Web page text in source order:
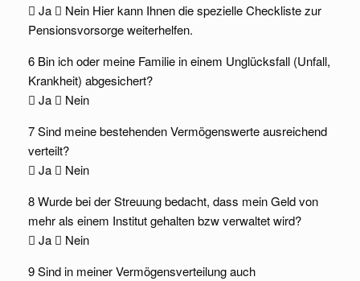
 Ja  Nein Hier kann Ihnen die spezielle Checkliste zur
Pensionsvorsorge weiterhelfen.
6 Bin ich oder meine Familie in einem Unglücksfall (Unfall,
Krankheit) abgesichert?
 Ja  Nein
7 Sind meine bestehenden Vermögenswerte ausreichend
verteilt?
 Ja  Nein
8 Wurde bei der Streuung bedacht, dass mein Geld von
mehr als einem Institut gehalten bzw verwaltet wird?
 Ja  Nein
9 Sind in meiner Vermögensverteilung auch